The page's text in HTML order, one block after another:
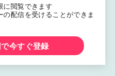
に閲覧できます
配信を受けることができま
今すぐ登録